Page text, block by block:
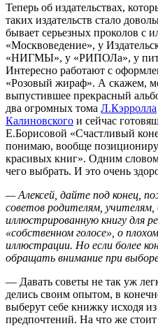
Теперь об издательствах,
таких издательств стало
бывает серьезных проколов с
«Москвоведение», у
«НИГМЫ», у «РИПОЛа», у
Интересно работают с
«Розовый жираф». А скажем,
выпустившее прекрасный
два огромных тома Л.Кэрролла
Калиновского и сейчас
Е.Борисовой «Счастливый
понимаю, вообще
красивых книг». Одним
чего выбрать. И это очень
— Алексей, дайте под конец,
советов родителям,
иллюстрированную книгу для
«собственном голосе», о
иллюстрации. Но если более
обращать внимание при
— Давать советы не так уж
делись своим опытом, в
выберут себе книжку исходя
предпочтений. На что же